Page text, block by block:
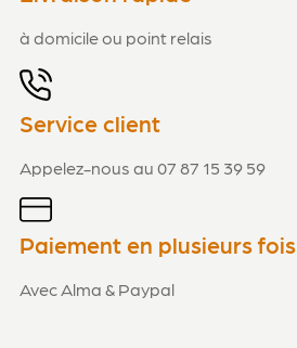
à domicile ou point relais
Service client
Appelez-nous au 07 87 15 39 59
Paiement en plusieurs fois
Avec Alma & Paypal